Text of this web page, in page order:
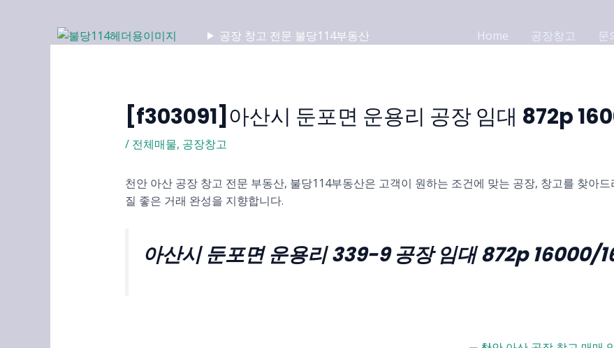
공장 창고 전문 불당114부동산 Home 공장창고 문
[f303091]아산시 둔포면 운용리 공장 임대 872p
/ 전체매물, 공장창고
천안 아산 공장 창고 전문 부동산, 불당114부동산은 고객이 원하는 조건에 맞는 공장, 창고를 찾아
질 좋은 거래 완성을 지향합니다.
아산시 둔포면 운용리 339-9 공장 임대 872p 16000/